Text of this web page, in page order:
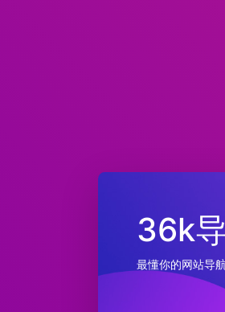
36k
最懂你的网站导航